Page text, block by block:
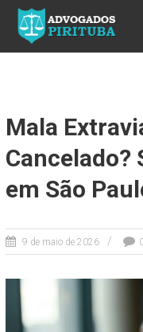
ADVOGADOS
Precisando de advogado?
Fazemos toda a assessoria
Mala
Cancelado?
em São
9 de maio de 2026